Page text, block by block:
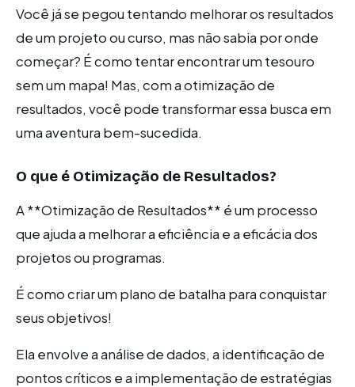
Você já se pegou tentando melhorar os resultados
de um projeto ou curso, mas não sabia por onde
começar? É como tentar encontrar um tesouro
sem um mapa! Mas, com a otimização de
resultados, você pode transformar essa busca em
uma aventura bem-sucedida.
O que é Otimização de Resultados?
A **Otimização de Resultados** é um processo
que ajuda a melhorar a eficiência e a eficácia dos
projetos ou programas.
É como criar um plano de batalha para conquistar
seus objetivos!
Ela envolve a análise de dados, a identificação de
pontos críticos e a implementação de estratégias